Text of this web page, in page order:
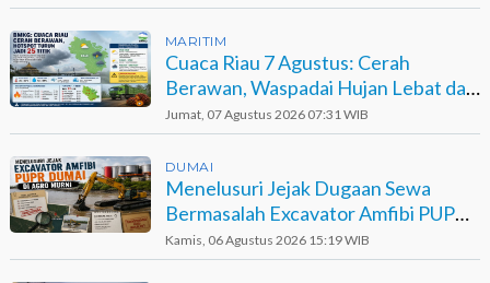
MARITIM
Cuaca Riau 7 Agustus: Cerah
Berawan, Waspadai Hujan Lebat dan
Petir
Jumat, 07 Agustus 2026 07:31 WIB
DUMAI
Menelusuri Jejak Dugaan Sewa
Bermasalah Excavator Amfibi PUPR
Dumai di Agro Murni
Kamis, 06 Agustus 2026 15:19 WIB